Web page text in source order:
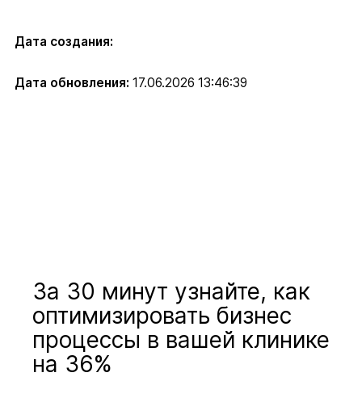
Дата создания:
Дата обновления: 17.06.2026 13:46:39
За 30 минут узнайте, как
оптимизировать бизнес
процессы в вашей клинике
на 36%